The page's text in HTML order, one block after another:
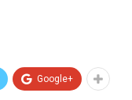
Google+